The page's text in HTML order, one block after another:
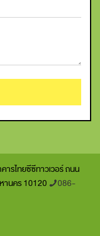
ารไทยซีซีทาวเวอร์ ถนน
านคร 10120
086-